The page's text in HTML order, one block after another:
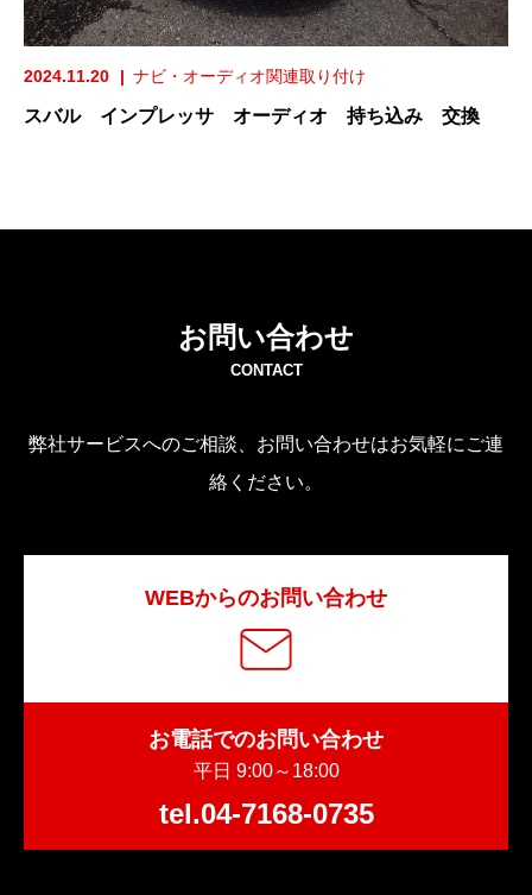
2024.11.20 ナビ・オーディオ関連取り付け
スバル インプレッサ オーディオ 持ち込み 交換
お問い合わせ
CONTACT
弊社サービスへのご相談、お問い合わせはお気軽にご連
絡ください。
WEBからのお問い合わせ
お電話でのお問い合わせ
平日 9:00～18:00
tel.04-7168-0735